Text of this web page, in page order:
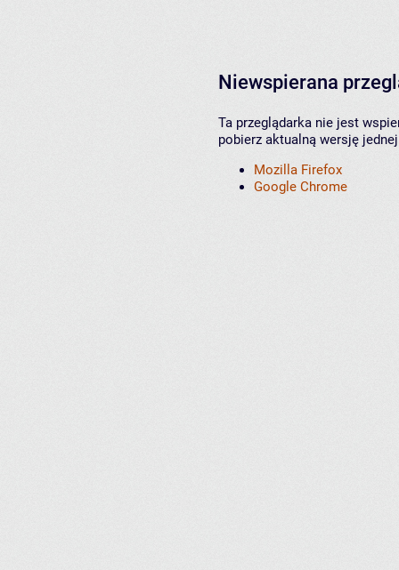
Niewspierana
Ta przeglądarka nie jest
pobierz aktualną wersję
Mozilla Firefox
Google Chrome